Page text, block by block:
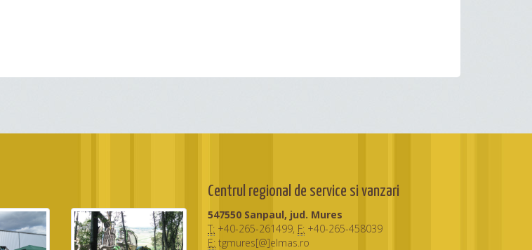
Centrul regional de service si vanzari
547550 Sanpaul, jud. Mures
T: +40-265-261499, F: +40-265-458039
E: tgmures[@]elmas.ro